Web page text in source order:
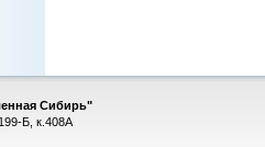
Сибирь"
Б, к.408А